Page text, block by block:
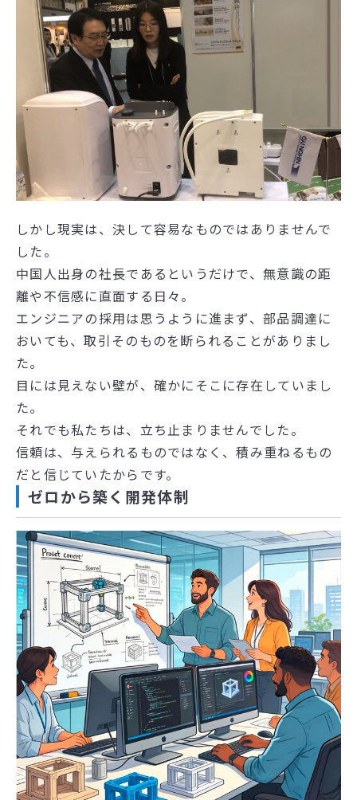
しかし現実は、決して容易なものではありませんで
した。
中国人出身の社長であるというだけで、無意識の距
離や不信感に直面する日々。
エンジニアの採用は思うように進まず、部品調達に
おいても、取引そのものを断られることがありまし
た。
目には見えない壁が、確かにそこに存在していまし
た。
それでも私たちは、立ち止まりませんでした。
信頼は、与えられるものではなく、積み重ねるもの
だと信じていたからです。
ゼロから築く開発体制